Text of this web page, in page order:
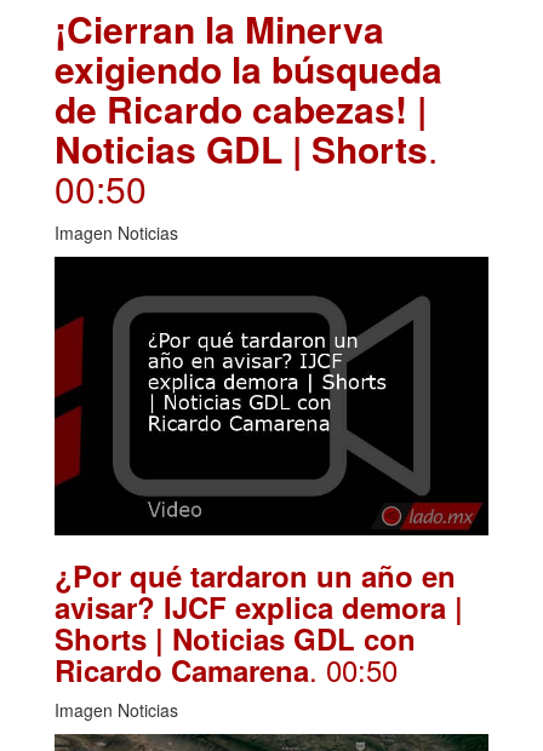
¡Cierran la Minerva
exigiendo la búsqueda
de Ricardo cabezas! |
Noticias GDL | Shorts.
00:50
Imagen Noticias
¿Por qué tardaron un año en
avisar? IJCF explica demora |
Shorts | Noticias GDL con
Ricardo Camarena. 00:50
Imagen Noticias